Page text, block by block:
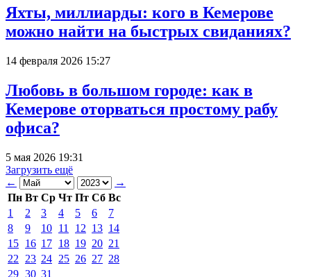
Яхты, миллиарды: кого в Кемерове
можно найти на быстрых свиданиях?
14 февраля 2026 15:27
Любовь в большом городе: как в
Кемерове оторваться простому рабу
офиса?
5 мая 2026 19:31
Загрузить ещё
←
→
Пн Вт Ср Чт Пт Сб Вс
1
2 3 4 5 6
7
8
9 10 11 12 13 14
15 16 17 18 19 20 21
22
23 24 25 26 27 28
29 30 31